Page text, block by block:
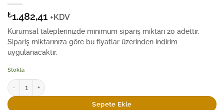
₺1.482,41 +KDV
Kurumsal taleplerinizde minimum sipariş miktarı 20 adettir.
Sipariş miktarınıza göre bu fiyatlar üzerinden indirim
uygulanacaktır.
Stokta
Elsanat Doğaya Saygı Hediye Kutusu adet
Sepete Ekle